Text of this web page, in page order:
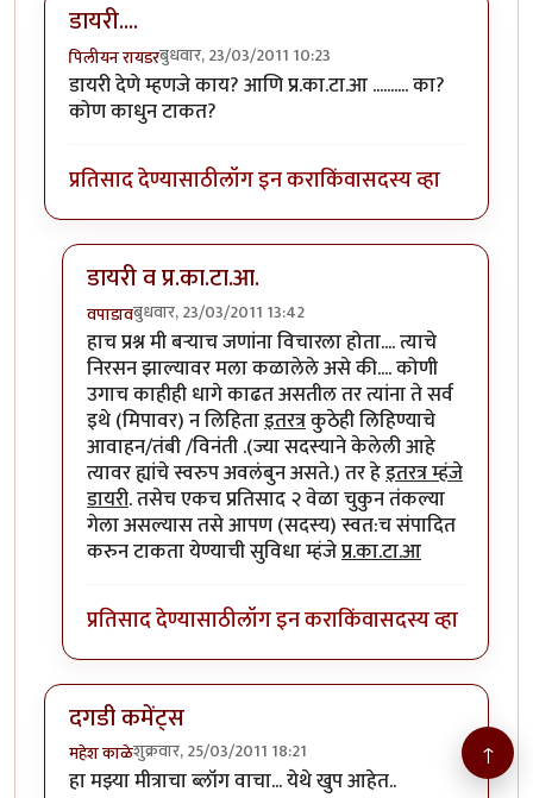
डायरी....
पिलीयन रायडरबुधवार, 23/03/2011 10:23
डायरी देणे म्हणजे काय? आणि प्र.का.टा.आ .......... का?
कोण काधुन टाकत?
प्रतिसाद देण्यासाठीलॉग इन कराकिंवासदस्य व्हा
डायरी व प्र.का.टा.आ.
वपाडावबुधवार, 23/03/2011 13:42
In reply toडायरी....byपिलीयन रायडर
हाच प्रश्न मी बर्‍याच जणांना विचारला होता.... त्याचे
निरसन झाल्यावर मला कळालेले असे की.... कोणी
उगाच काहीही धागे काढत असतील तर त्यांना ते सर्व
इथे (मिपावर) न लिहिताइतरत्रकुठेही लिहिण्याचे
आवाहन/तंबी /विनंती .(ज्या सदस्याने केलेली आहे
त्यावर ह्यांचे स्वरुप अवलंबुन असते.) तर हेइतरत्र म्हंजे
डायरी. तसेच एकच प्रतिसाद २ वेळा चुकुन तंकल्या
गेला असल्यास तसे आपण (सदस्य) स्वत:च संपादित
करुन टाकता येण्याची सुविधा म्हंजेप्र.का.टा.आ
प्रतिसाद देण्यासाठीलॉग इन कराकिंवासदस्य व्हा
दगडी कमेंट्स
महेश काळेशुक्रवार, 25/03/2011 18:21
हा मझ्या मीत्राचा ब्लॉग वाचा... येथे खुप आहेत..
↑